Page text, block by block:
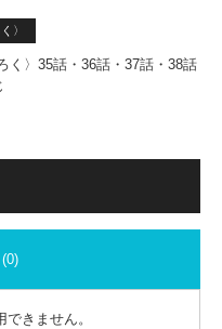
〉
く〉35話・36話・37話・38話
きません。